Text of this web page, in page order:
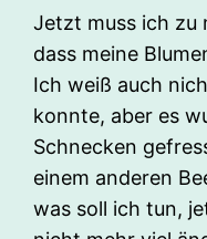
Jetzt muss ich zu
dass meine
Ich weiß auch
konnte, aber es
Schnecken
einem anderen
was soll ich tun,